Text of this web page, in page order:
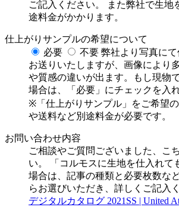
ご記入ください。
また弊社で生地
途料金がかかります。
仕上がりサンプルの希望について
必要
不要 弊社より写真に
お送りいたしますが、画像により
や質感の違いが出ます。もし現物
場合は、「必要」にチェックを入
※「仕上がりサンプル」をご希望
や送料など別途料金が必要です。
お問い合わせ内容
ご相談やご質問ございました、こ
い。
「コルモスに生地を仕入れ
場合は、記事の種類と必要枚数な
らお選びいただき、詳しくご記入
デジタルカタログ 2021SS | United